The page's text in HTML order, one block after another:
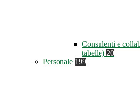
Consulenti e
tabelle) 20
Personale 199